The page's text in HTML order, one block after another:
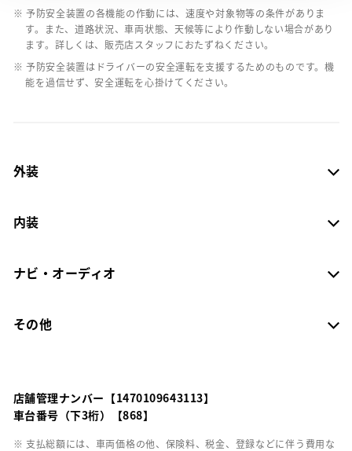
※ 予防安全装置の各機能の作動には、速度や対象物等の条件がありま
す。また、道路状況、車両状態、天候等により作動しない場合があり
ます。詳しくは、販売店スタッフにおたずねください。
※ 予防安全装置はドライバーの安全運転を支援するためのものです。機
能を過信せず、安全運転を心掛けてください。
外装
内装
ナビ・オーディオ
その他
店舗管理ナンバー【1470109643113】
車台番号（下3桁）【868】
※ 支払総額には、車両価格の他、保険料、税金、登録などに伴う費用な